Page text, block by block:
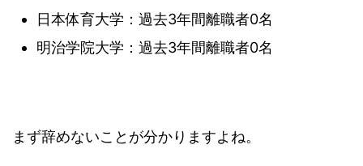
日本体育大学：過去3年間離職者0名
明治学院大学：過去3年間離職者0名
まず辞めないことが分かりますよね。